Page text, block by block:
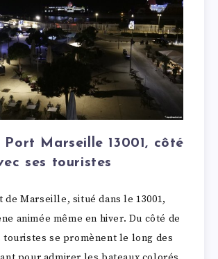
Port Marseille 13001, côté
ses touristes
de Marseille, situé dans le 13001,
animée même en hiver. Du côté de
se promènent le long des